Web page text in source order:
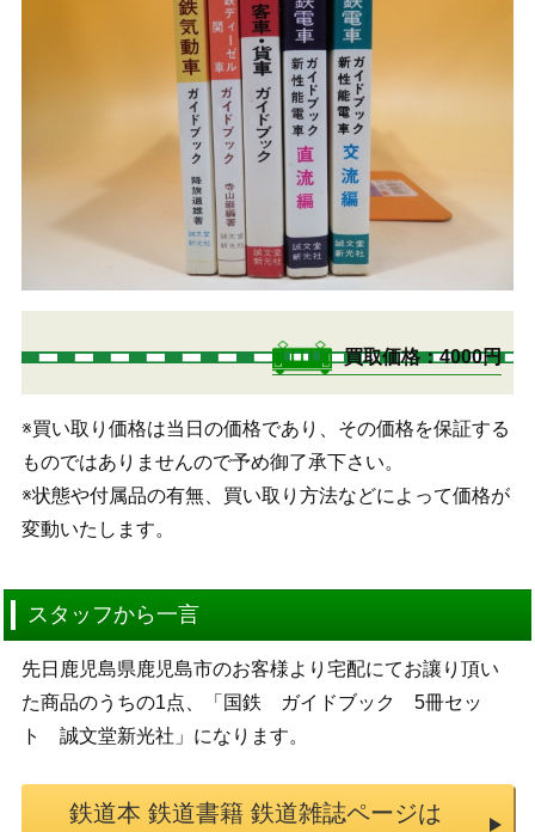
買取価格 4000円
※買い取り価格は当日の価格であり、その価格を保証する
ものではありませんので予め御了承下さい。
※状態や付属品の有無、買い取り方法などによって価格が
変動いたします。
スタッフから一言
先日鹿児島県鹿児島市のお客様より宅配にてお讓り頂い
た商品のうちの1点、「国鉄 ガイドブック 5冊セッ
ト 誠文堂新光社」になります。
鉄道本 鉄道書籍 鉄道雑誌ページは